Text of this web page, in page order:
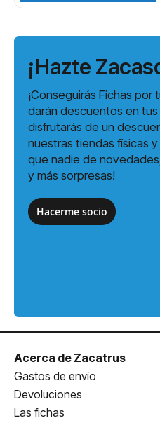
¡Hazte
¡Conseguirás Fichas
darán descuentos en
disfrutarás de un
nuestras tiendas físicas
que nadie de
y más sorpresas!
Hacerme socio
Acerca de Zacatrus
Gastos de envío
Devoluciones
Las fichas